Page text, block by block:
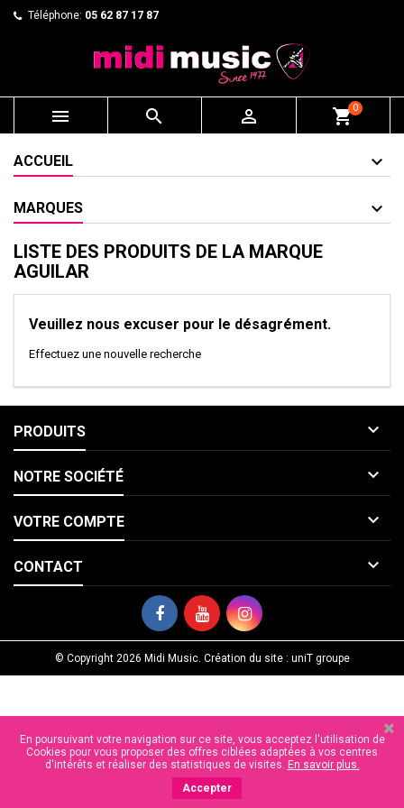
Téléphone: 05 62 87 17 87
   shopping_cart0
ACCUEIL
MARQUES
LISTE DES PRODUITS DE LA MARQUE
AGUILAR
Veuillez nous excuser pour le désagrément.
Effectuez une nouvelle recherche
PRODUITS 
NOTRE SOCIÉTÉ 
VOTRE COMPTE 
CONTACT 
© Copyright 2026 Midi Music. Création du site : uniT groupe
En poursuivant votre navigation sur ce site, vous acceptez l'utilisation de
Cookies pour vous proposer des offres ciblées adaptées à vos centres
d'intérêts et réaliser des statistiques de visites. En savoir plus.
Accepter